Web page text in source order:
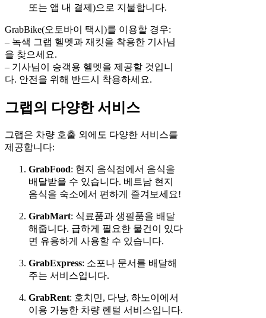
또는 앱 내 결제)으로 지불합니다.
GrabBike(오토바이 택시)를 이용할 경우:
– 녹색 그랩 헬멧과 재킷을 착용한 기사님
을 찾으세요.
– 기사님이 승객용 헬멧을 제공할 것입니
다. 안전을 위해 반드시 착용하세요.
그랩의 다양한 서비스
그랩은 차량 호출 외에도 다양한 서비스를
제공합니다:
GrabFood: 현지 음식점에서 음식을
배달받을 수 있습니다. 베트남 현지
음식을 숙소에서 편하게 즐겨보세요!
GrabMart: 식료품과 생필품을 배달
해줍니다. 급하게 필요한 물건이 있다
면 유용하게 사용할 수 있습니다.
GrabExpress: 소포나 문서를 배달해
주는 서비스입니다.
GrabRent: 호치민, 다낭, 하노이에서
이용 가능한 차량 렌털 서비스입니다.